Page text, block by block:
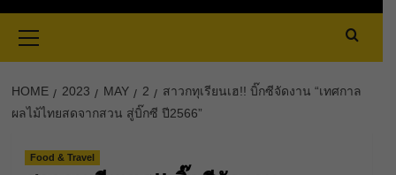
Menu
HOME 2023 MAY 2
สาวกทุเรียนเฮ!! บิ๊กซีจัดงาน “เทศกาล
ผลไม้ไทยสดจากสวน สู่บิ๊กซี ปี2566”
Food & Travel